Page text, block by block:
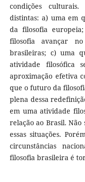
condições
distintas: a) uma em
da filosofia
filosofia avançar
brasileiras; c) uma
atividade filosófica
aproximação efetiva
que o futuro da
plena dessa
em uma atividade
relação ao Brasil.
essas situações.
circunstâncias
filosofia brasileira é